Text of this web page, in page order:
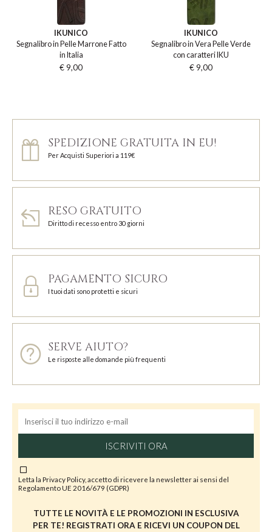
IKUNICO
Segnalibro in Pelle Marrone Fatto
in Italia
€ 9,00
IKUNICO
Segnalibro in Vera Pelle Verde
con caratteri IKU
€ 9,00
SPEDIZIONE GRATUITA IN EU!
Per Acquisti Superiori a 119€
RESO GRATUITO
Diritto di recesso entro 30 giorni
PAGAMENTO SICURO
I tuoi dati sono protetti e sicuri
SERVE AIUTO?
Le risposte alle domande più frequenti
ISCRIVITI ORA
Letta la Privacy Policy, accetto di ricevere la newsletter ai sensi del
Regolamento UE 2016/679 (GDPR)
TUTTE LE NOVITÀ E LE PROMOZIONI IN ESCLUSIVA
PER TE! REGISTRATI ORA E RICEVI UN COUPON DEL